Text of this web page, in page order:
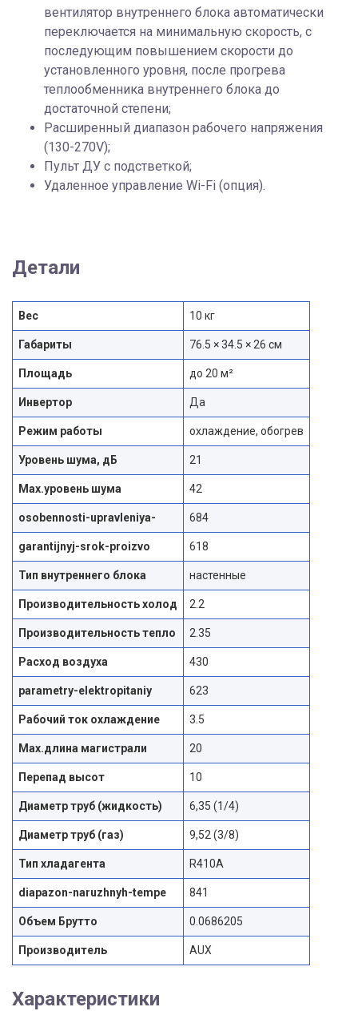
вентилятор внутреннего блока автоматически
переключается на минимальную скорость, с
последующим повышением скорости до
установленного уровня, после прогрева
теплообменника внутреннего блока до
достаточной степени;
Расширенный диапазон рабочего напряжения
(130-270V);
Пульт ДУ с подстветкой;
Удаленное управление Wi-Fi (опция).
Детали
Вес 10 кг
Габариты 76.5 × 34.5 × 26 см
Площадь до 20 м²
Инвертор Да
Режим работы охлаждение, обогрев
Уровень шума, дБ 21
Max.уровень шума 42
osobennosti-upravleniya- 684
garantijnyj-srok-proizvo 618
Тип внутреннего блока настенные
Производительность холод 2.2
Производительность тепло 2.35
Расход воздуха 430
parametry-elektropitaniy 623
Рабочий ток охлаждение 3.5
Max.длина магистрали 20
Перепад высот 10
Диаметр труб (жидкость) 6,35 (1/4)
Диаметр труб (газ) 9,52 (3/8)
Тип хладагента R410A
diapazon-naruzhnyh-tempe 841
Объем Брутто 0.0686205
Производитель AUX
Характеристики